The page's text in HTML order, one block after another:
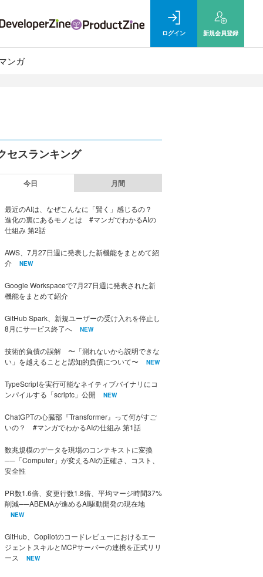
ログイン 新規会員登録
ンガ
セスランキング
今日 月間
最近のAIは、なぜこんなに「賢く」感じるの？
進化の裏にあるモノとは #マンガでわかるAIの
仕組み 第2話
AWS、7月27日週に発表した新機能をまとめて紹
介
NEW
Google Workspaceで7月27日週に発表された新
機能をまとめて紹介
GitHub Spark、新規ユーザーの受け入れを停止し
8月にサービス終了へ
NEW
技術的負債の誤解 〜「測れないから説明できな
い」を越えることと認知的負債について〜
NEW
TypeScriptを実行可能なネイティブバイナリにコ
ンパイルする「scriptc」公開
NEW
ChatGPTの心臓部『Transformer』って何がすご
いの？ #マンガでわかるAIの仕組み 第1話
数兆規模のデータを現場のコンテキストに変換
──「Computer」が変えるAIの正確さ、コスト、
安全性
PR数1.6倍、変更行数1.8倍、平均マージ時間37%
削減──ABEMAが進めるAI駆動開発の現在地
NEW
GitHub、Copilotのコードレビューにおけるエー
ジェントスキルとMCPサーバーの連携を正式リリ
ース
NEW